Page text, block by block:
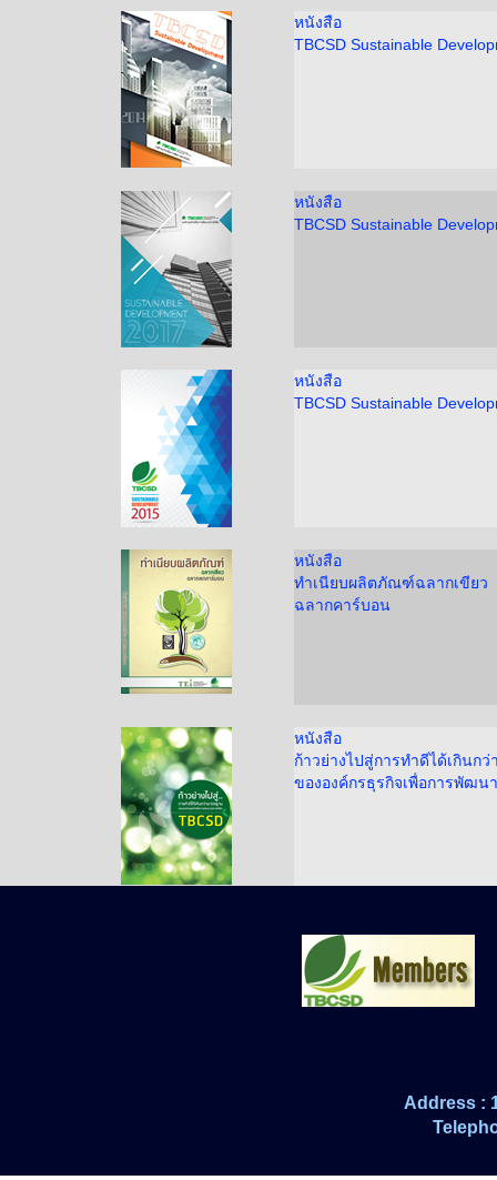
หนังสือ
TBCSD Sustainable
หนังสือ
TBCSD Sustainable
หนังสือ
TBCSD Sustainable
หนังสือ
ทำเนียบผลิตภัณฑ์ฉลากเขียว
ฉลากคาร์บอน
หนังสือ
ก้าวย่างไปสู่การทำดีได้เกินก
ขององค์กรธุรกิจเพื่อการพัฒน
Address :